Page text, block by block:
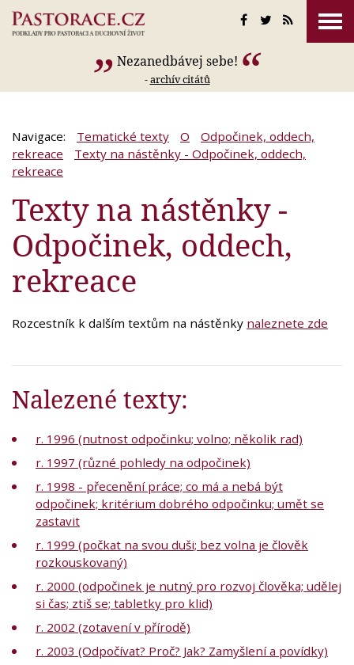
Nezanedbávej sebe!
-archív citátů
Navigace: Tematické texty O
Odpočinek, oddech,
rekreace
Texty na nástěnky - Odpočinek, oddech,
rekreace
Texty na nástěnky -
Odpočinek, oddech,
rekreace
Rozcestník k dalším textům na nástěnky naleznete zde
Nalezené texty:
r. 1996 (nutnost odpočinku; volno; několik rad)
r. 1997 (různé pohledy na odpočinek)
r. 1998 - přecenění práce; co má a nebá být
odpočinek; kritérium dobrého odpočinku; umět se
zastavit
r. 1999 (počkat na svou duši; bez volna je člověk
rozkouskovaný)
r. 2000 (odpočinek je nutný pro rozvoj člověka; udělej
si čas; ztiš se; tabletky pro klid)
r. 2002 (zotavení v přírodě)
r. 2003 (Odpočívat? Proč? Jak? Zamyšlení a povídky)